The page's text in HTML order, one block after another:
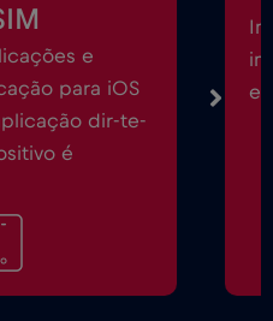
e
para iOS
dir-te-
é